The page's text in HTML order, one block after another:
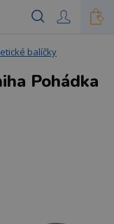
balíčky
Pohádka